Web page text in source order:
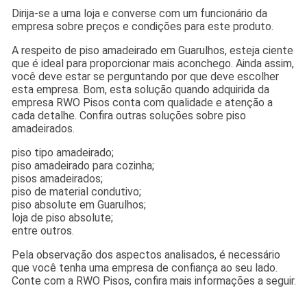
Dirija-se a uma loja e converse com um funcionário da
empresa sobre preços e condições para este produto.
A respeito de piso amadeirado em Guarulhos, esteja ciente
que é ideal para proporcionar mais aconchego. Ainda assim,
você deve estar se perguntando por que deve escolher
esta empresa. Bom, esta solução quando adquirida da
empresa RWO Pisos conta com qualidade e atenção a
cada detalhe. Confira outras soluções sobre piso
amadeirados.
piso tipo amadeirado;
piso amadeirado para cozinha;
pisos amadeirados;
piso de material condutivo;
piso absolute em Guarulhos;
loja de piso absolute;
entre outros.
Pela observação dos aspectos analisados, é necessário
que você tenha uma empresa de confiança ao seu lado.
Conte com a RWO Pisos, confira mais informações a seguir.